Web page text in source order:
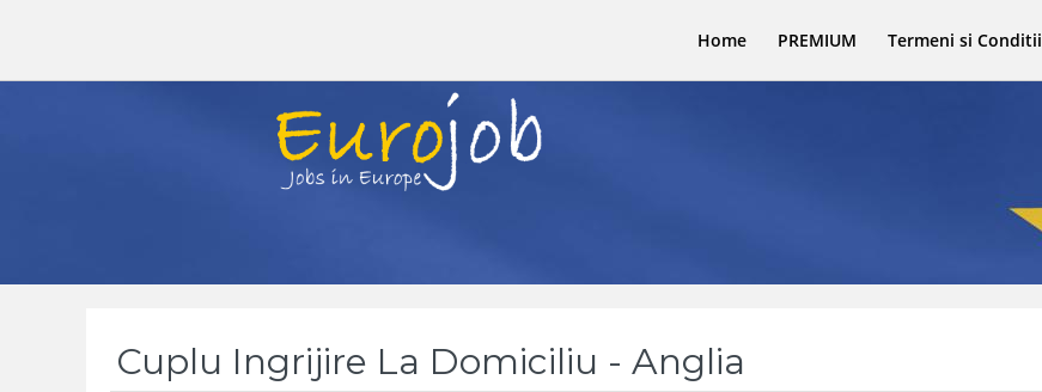
Home PREMIUM Termeni si Conditii
Cuplu Ingrijire La Domiciliu - Anglia